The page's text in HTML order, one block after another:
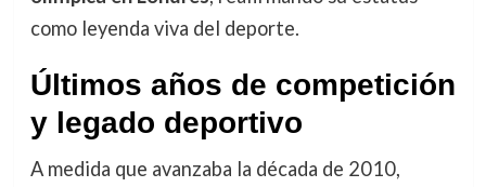
como leyenda viva del deporte.
Últimos años de competición
y legado deportivo
A medida que avanzaba la década de 2010,